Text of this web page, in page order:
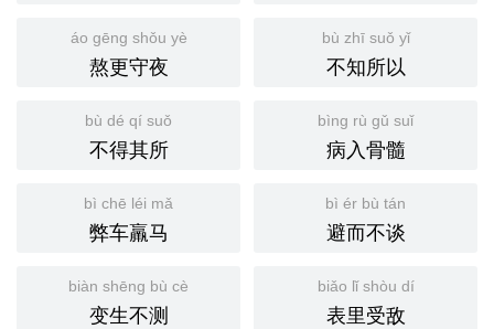
áo gēng shǒu yè
熬更守夜
bù zhī suǒ yǐ
不知所以
bù dé qí suǒ
不得其所
bìng rù gǔ suǐ
病入骨髓
bì chē léi mǎ
弊车羸马
bì ér bù tán
避而不谈
biàn shēng bù cè
变生不测
biǎo lǐ shòu dí
表里受敌